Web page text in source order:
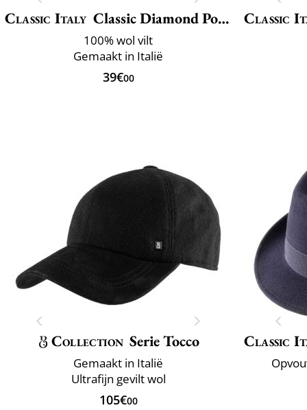
Classic Italy Classic Diamond Porkpie
100% wol vilt
Gemaakt in Italië
39€00
Classic
Collection Serie Tocco
Gemaakt in Italië
Ultrafijn gevilt wol
105€00
Classic